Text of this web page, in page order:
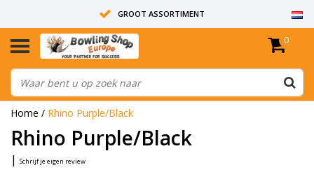
GROOT ASSORTIMENT
14 DAGEN RETOUR RECHT
ALLE BOWLINGBALLEN ZIJN ONGEBOORD
0
Home / Rhino Purple/Black
Rhino Purple/Black
| Schrijf je eigen review